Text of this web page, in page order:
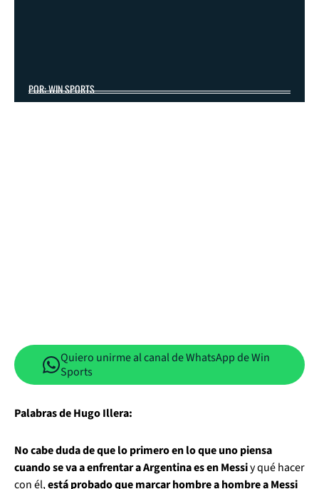
POR: WIN SPORTS
Quiero unirme al canal de WhatsApp de Win
Sports
Palabras de Hugo Illera:
No cabe duda de que lo primero en lo que uno piensa
cuando se va a enfrentar a Argentina es en Messiy qué hacer
con él,está probado que marcar hombre a hombre a Messi